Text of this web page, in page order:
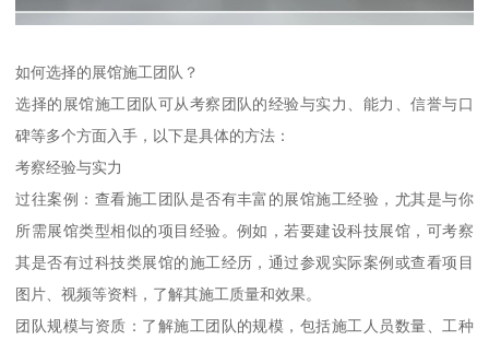
如何选择的展馆施工团队？
选择的展馆施工团队可从考察团队的经验与实力、能力、信誉与口
碑等多个方面入手，以下是具体的方法：
考察经验与实力
过往案例：查看施工团队是否有丰富的展馆施工经验，尤其是与你
所需展馆类型相似的项目经验。例如，若要建设科技展馆，可考察
其是否有过科技类展馆的施工经历，通过参观实际案例或查看项目
图片、视频等资料，了解其施工质量和效果。
团队规模与资质：了解施工团队的规模，包括施工人员数量、工种